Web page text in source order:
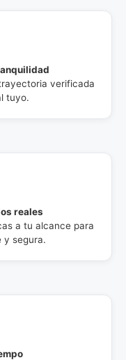
verificada
tuyo.
reales
a tu alcance para
y segura.